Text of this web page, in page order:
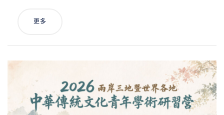
更多